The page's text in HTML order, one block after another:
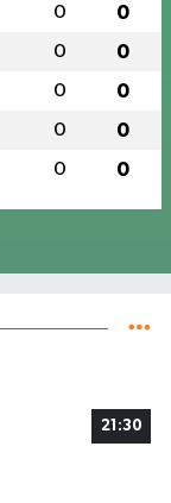
0 0
0 0
0 0
0 0
0 0
21:30